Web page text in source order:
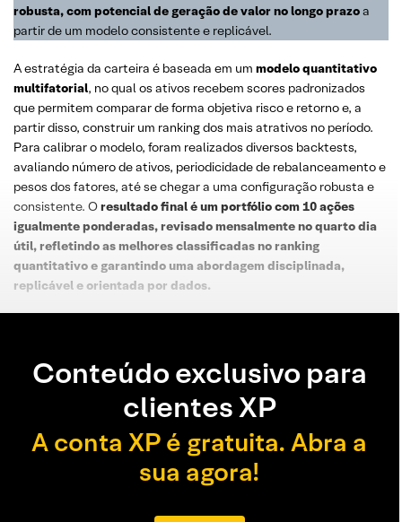
robusta, com potencial de geração de valor no longo prazoa
partir de um modelo consistente e replicável.
A estratégia da carteira é baseada em um modelo quantitativo
multifatorial, no qual os ativos recebem scores padronizados
que permitem comparar de forma objetiva risco e retorno e, a
partir disso, construir um ranking dos mais atrativos no período.
Para calibrar o modelo, foram realizados diversos backtests,
avaliando número de ativos, periodicidade de rebalanceamento e
pesos dos fatores, até se chegar a uma configuração robusta e
consistente. Oresultado final é um portfólio com 10 ações
igualmente ponderadas, revisado mensalmente no quarto dia
útil, refletindo as melhores classificadas no ranking
quantitativo e garantindo uma abordagem disciplinada,
replicável e orientada por dados.
Conteúdo exclusivo para
clientes XP
A conta XP é gratuita. Abra a
sua agora!